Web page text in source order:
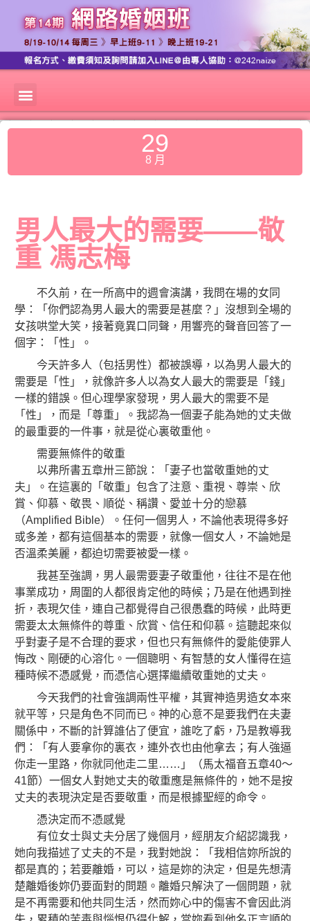
29
8 月
男人最大的需要——敬
重 馮志梅
不久前，在一所高中的週會演講，我問在場的女同
學：「你們認為男人最大的需要是甚麼？」沒想到全場的
女孩哄堂大笑，接著竟異口同聲，用響亮的聲音回答了一
個字：「性」。
今天許多人（包括男性）都被誤導，以為男人最大的
需要是「性」，就像許多人以為女人最大的需要是「錢」
一樣的錯誤。但心理學家發現，男人最大的需要不是
「性」，而是 「尊重」。我認為一個妻子能為她的丈夫做
的最重要的一件事，就是從心裏敬重他。
需要無條件的敬重
以弗所書五章卅三節說：「妻子也當敬重她的丈
夫」。在這裏的「敬重」包含了注意、重視、尊崇、欣
賞、仰慕、敬畏、順從、稱讚、愛並十分的戀慕
（Amplified Bible）。任何一個男人，不論他表現得多好
或多差，都有這個基本的需要，就像一個女人，不論她是
否溫柔美麗，都迫切需要被愛一樣。
我甚至強調，男人最需要妻子敬重他，往往不是在他
事業成功，周圍的人都很肯定他的時候；乃是在他遇到挫
折，表現欠佳，連自己都覺得自己很愚蠢的時候，此時更
需要太太無條件的尊重、欣賞、信任和仰慕。這聽起來似
乎對妻子是不合理的要求，但也只有無條件的愛能使罪人
悔改、剛硬的心溶化。一個聰明、有智慧的女人懂得在這
種時候不憑感覺，而憑信心選擇繼續敬重她的丈夫。
今天我們的社會強調兩性平權，其實神造男造女本來
就平等，只是角色不同而已。神的心意不是要我們在夫妻
關係中，不斷的計算誰佔了便宜，誰吃了虧，乃是教導我
們：「有人要拿你的裏衣，連外衣也由他拿去；有人強逼
你走一里路，你就同他走二里……」（馬太福音五章40～
41節）一個女人對她丈夫的敬重應是無條件的，她不是按
丈夫的表現決定是否要敬重，而是根據聖經的命令。
憑決定而不憑感覺
有位女士與丈夫分居了幾個月，經朋友介紹認識我，
她向我描述了丈夫的不是，我對她說：「我相信妳所說的
都是真的；若要離婚，可以，這是妳的決定，但是先想清
楚離婚後妳仍要面對的問題。離婚只解決了一個問題，就
是不再需要和他共同生活，然而妳心中的傷害不會因此消